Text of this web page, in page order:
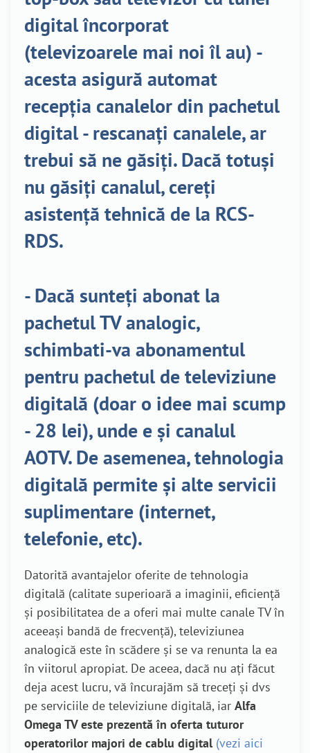
digital încorporat
(televizoarele mai noi îl au) -
acesta asigură automat
recepția canalelor din pachetul
digital - rescanați canalele, ar
trebui să ne găsiți. Dacă totuși
nu găsiți canalul, cereți
asistență tehnică de la RCS-
RDS.
- Dacă sunteți abonat la
pachetul TV analogic,
schimbati-va abonamentul
pentru pachetul de televiziune
digitală (doar o idee mai scump
- 28 lei), unde e și canalul
AOTV. De asemenea, tehnologia
digitală permite și alte servicii
suplimentare (internet,
telefonie, etc).
Datorită avantajelor oferite de tehnologia
digitală (calitate superioară a imaginii, eficiență
și posibilitatea de a oferi mai multe canale TV în
aceeași bandă de frecvență), televiziunea
analogică este în scădere și se va renunta la ea
în viitorul apropiat. De aceea, dacă nu ați făcut
deja acest lucru, vă încurajăm să treceți și dvs
pe serviciile de televiziune digitală, iar Alfa
Omega TV este prezentă în oferta tuturor
operatorilor majori de cablu digital (vezi aici